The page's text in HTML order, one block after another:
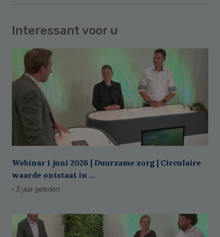
Interessant voor u
Webinar 1 juni 2026 | Duurzame zorg | Circulaire
waarde ontstaat in ...
· 3 jaar geleden